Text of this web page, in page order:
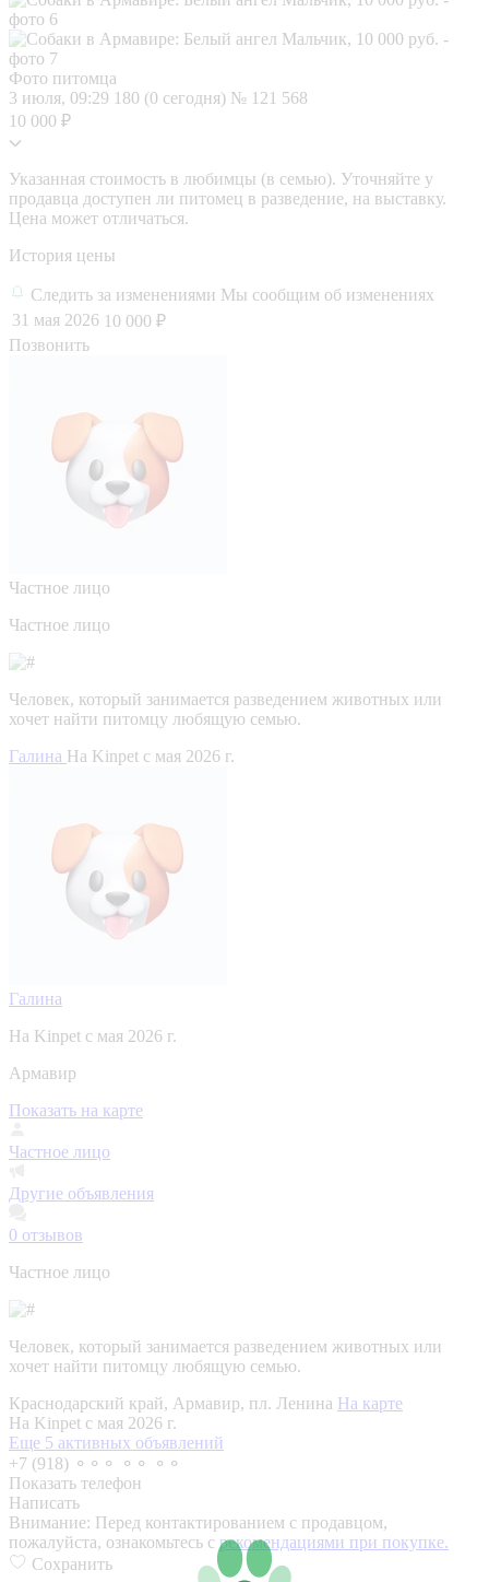
Фото питомца
3 июля, 09:29 180 (0 сегодня) № 121 568
10 000 ₽
Указанная стоимость в любимцы (в семью). Уточняйте у
продавца доступен ли питомец в разведение, на выставку.
Цена может отличаться.
История цены
Следить за изменениями Мы сообщим об изменениях
31 мая 2026 10 000 ₽
Позвонить
Частное лицо
Частное лицо
Человек, который занимается разведением животных или
хочет найти питомцу любящую семью.
Галина На Kinpet c мая 2026 г.
Галина
На Kinpet c мая 2026 г.
Армавир
Показать на карте
Частное лицо
Другие объявления
0 отзывов
Частное лицо
Человек, который занимается разведением животных или
хочет найти питомцу любящую семью.
Краснодарский край, Армавир, пл. Ленина На карте
На Kinpet c мая 2026 г.
Еще 5 активных объявлений
+7 (918) ⚬⚬⚬ ⚬⚬ ⚬⚬
Показать телефон
Написать
Внимание: Перед контактированием с продавцом,
пожалуйста, ознакомьтесь с рекомендациями при покупке.
Сохранить